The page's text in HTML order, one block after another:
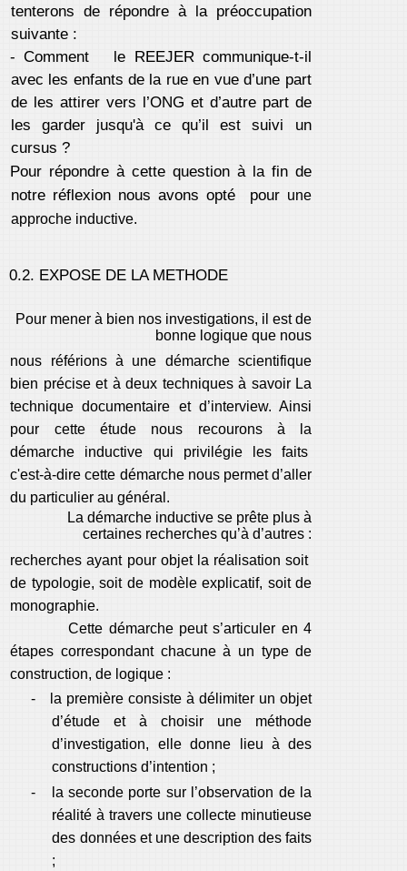
tenterons de répondre à la préoccupation
suivante :
- Comment le REEJER communique-t-il
avec les enfants de la rue en vue d’une part
de les attirer vers l’ONG et d’autre part de
les garder jusqu'à ce qu’il est suivi un
cursus ?
Pour répondre à cette question à la fin de
notre réflexion nous avons opté pour une
approche inductive.
0.2. EXPOSE DE LA METHODE
Pour mener à bien nos investigations, il est de
bonne logique que nous
nous référions à une démarche scientifique
bien précise et à deux techniques à savoir La
technique documentaire et d’interview. Ainsi
pour cette étude nous recourons à la
démarche inductive qui privilégie les faits
c'est-à-dire cette démarche nous permet d’aller
du particulier au général.
La démarche inductive se prête plus à
certaines recherches qu’à d’autres :
recherches ayant pour objet la réalisation soit
de typologie, soit de modèle explicatif, soit de
monographie.
Cette démarche peut s’articuler en 4
étapes correspondant chacune à un type de
construction, de logique :
-
la première consiste à délimiter un objet
d’étude et à choisir une méthode
d’investigation, elle donne lieu à des
constructions d’intention ;
-
la seconde porte sur l’observation de la
réalité à travers une collecte minutieuse
des données et une description des faits
;